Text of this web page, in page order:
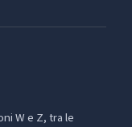
W e Z, tra le